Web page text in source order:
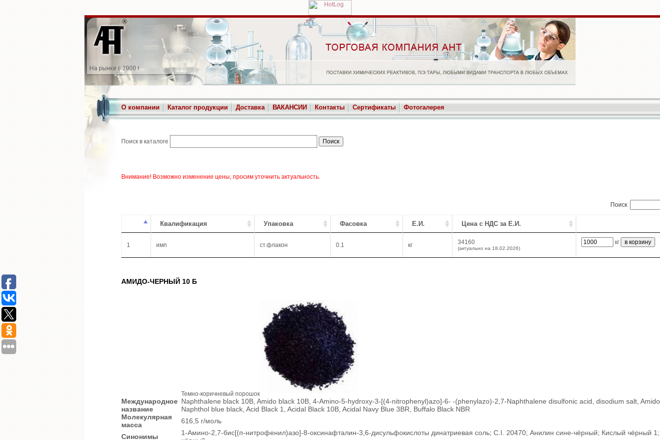
О компании Каталог продукции Доставка ВАКАНСИИ Контакты Сертификаты Фотогалерея
Поиск в каталоге
Внимание! Возможно изменение цены, просим уточнить актуальность.
Поиск
Квалификация Упаковка Фасовка Е.И. Цена с НДС за Е.И.
1 имп ст.флакон 0.1 кг 34160
(актуально на 18.02.2026)
кг
АМИДО-ЧЕРНЫЙ 10 Б
Темно-коричневый порошок
Международное
название
Naphthalene black 10B, Amido black 10B, 4-Amino-5-hydroxy-3-[(4-nitrophenyl)azo]-6- -(phenylazo)-2,7-Naphthalene disulfonic acid, disodium salt,
Naphthol blue black, Acid Black 1, Acidal Black 10B, Acidal Navy Blue 3BR, Buffalo Black NBR
Молекулярная
масса
616,5 г/моль
Синонимы
1-Амино-2,7-бис[(п-нитрофенил)азо]-8-оксинафталин-3,6-дисульфокислоты динатриевая соль; C.I. 20470; Анилин сине-чёрный; Кислый чёрный